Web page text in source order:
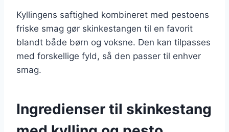
Kyllingens saftighed kombineret med pestoens
friske smag gør skinkestangen til en favorit
blandt både børn og voksne. Den kan tilpasses
med forskellige fyld, så den passer til enhver
smag.
Ingredienser til skinkestang